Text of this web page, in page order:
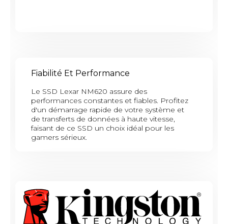
Fiabilité Et Performance
Le SSD Lexar NM620 assure des
performances constantes et fiables. Profitez
d'un démarrage rapide de votre système et
de transferts de données à haute vitesse,
faisant de ce SSD un choix idéal pour les
gamers sérieux.